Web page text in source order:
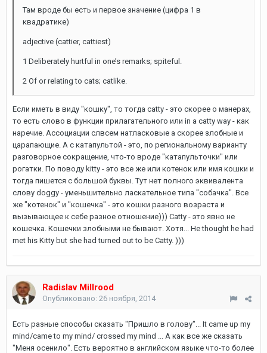
Там вроде бы есть и первое значение (цифра 1 в
квадратике)
adjective (cattier, cattiest)
1 Deliberately hurtful in one’s remarks; spiteful.
2 Of or relating to cats; catlike.
Если иметь в виду "кошку", то тогда catty - это скорее о манерах,
то есть слово в функции прилагательного или in a catty way - как
наречие. Ассоциации слвсем натласковые а скорее злобные и
царапающие. А с катапультой - это, по региональному варианту
разговорное сокращение, что-то вроде "катапульточки" или
рогатки. По поводу kitty - это все же или котенок или имя кошки и
тогда пишется с большой буквы. Тут нет полного эквивалента
слову doggy - уменьшительно ласкательное типа "собачка". Все
же "котенок" и "кошечка" - это кошки разного возраста и
вызывающее к себе разное отношение))) Catty - это явно не
кошечка. Кошечки злобными не бывают. Хотя... He thought he had
met his Kitty but she had turned out to be Catty. )))
Radislav Millrood
Опубликовано: 26 ноября, 2014
Есть разные способы сказать "Пришло в голову"... It came up my
mind/came to my mind/ crossed my mind ... А как все же сказать
"Меня осенило". Есть вероятно в английском языке что-то более